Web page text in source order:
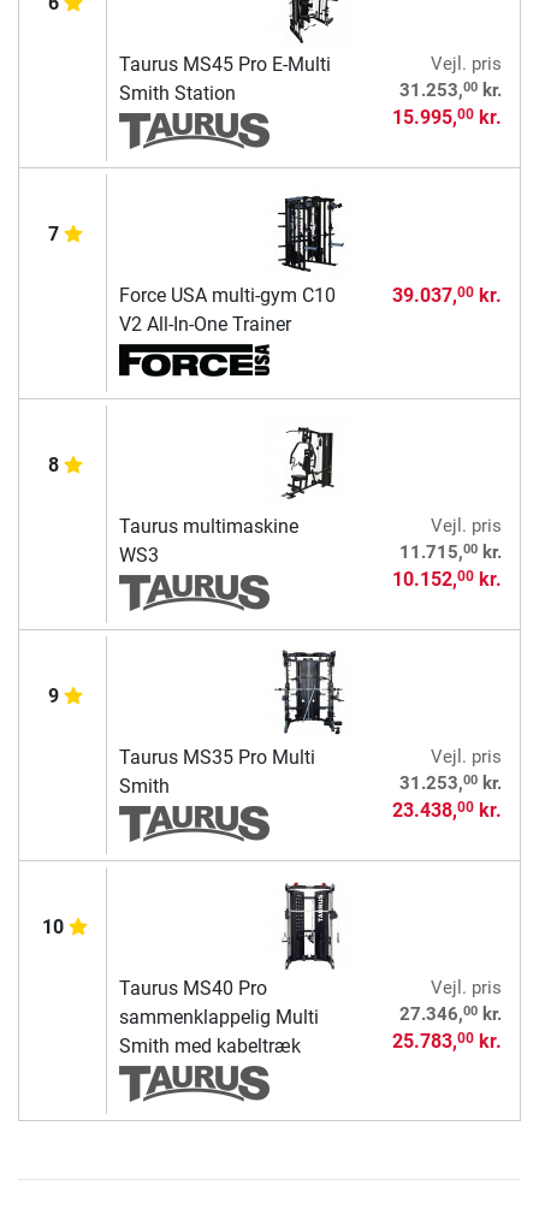
Taurus MS45 Pro E-Multi
Smith Station
Vejl. pris
31.253,00kr.
15.995,00kr.
7
Force USA multi-gym C10
V2 All-In-One Trainer
39.037,00kr.
8
Taurus multimaskine
WS3
Vejl. pris
11.715,00kr.
10.152,00kr.
9
Taurus MS35 Pro Multi
Smith
Vejl. pris
31.253,00kr.
23.438,00kr.
10
Taurus MS40 Pro
sammenklappelig Multi
Smith med kabeltræk
Vejl. pris
27.346,00kr.
25.783,00kr.